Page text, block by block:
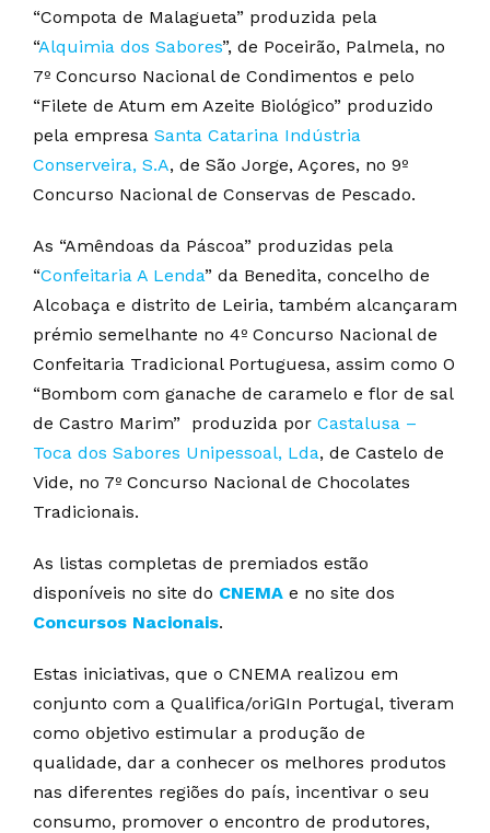
“Compota de Malagueta” produzida pela
“Alquimia dos Sabores”, de Poceirão, Palmela, no
7º Concurso Nacional de Condimentos e pelo
“Filete de Atum em Azeite Biológico” produzido
pela empresa Santa Catarina Indústria
Conserveira, S.A, de São Jorge, Açores, no 9º
Concurso Nacional de Conservas de Pescado.
As “Amêndoas da Páscoa” produzidas pela
“Confeitaria A Lenda” da Benedita, concelho de
Alcobaça e distrito de Leiria, também alcançaram
prémio semelhante no 4º Concurso Nacional de
Confeitaria Tradicional Portuguesa, assim como O
“Bombom com ganache de caramelo e flor de sal
de Castro Marim” produzida por Castalusa –
Toca dos Sabores Unipessoal, Lda, de Castelo de
Vide, no 7º Concurso Nacional de Chocolates
Tradicionais.
As listas completas de premiados estão
disponíveis no site do CNEMA e no site dos
Concursos Nacionais.
Estas iniciativas, que o CNEMA realizou em
conjunto com a Qualifica/oriGIn Portugal, tiveram
como objetivo estimular a produção de
qualidade, dar a conhecer os melhores produtos
nas diferentes regiões do país, incentivar o seu
consumo, promover o encontro de produtores,